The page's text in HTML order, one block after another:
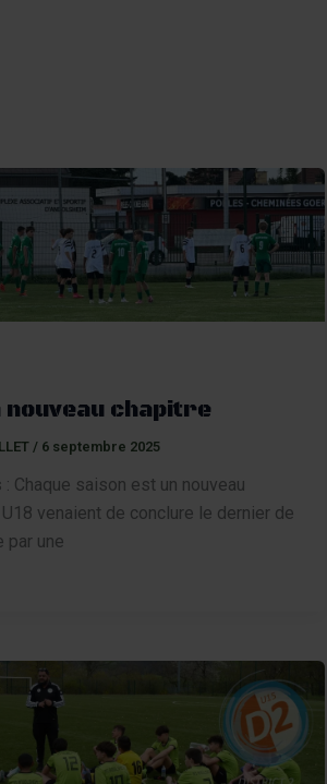
nouveau chapitre
/ 6 septembre 2025
Chaque saison est un nouveau
venaient de conclure le dernier de
par une